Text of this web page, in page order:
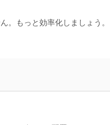
。もっと効率化しましょう。